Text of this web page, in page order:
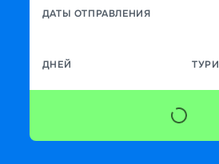
ДАТЫ ОТПРАВЛЕНИЯ
ДНЕЙ